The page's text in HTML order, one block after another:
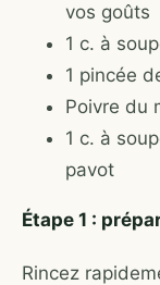
vos goûts
1 c. à
1 pincée
Poivre du
1 c. à
pavot
Étape 1 :
Rincez